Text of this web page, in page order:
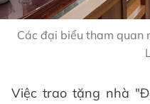
Các đại biểu tham quan
Việc trao tặng nhà